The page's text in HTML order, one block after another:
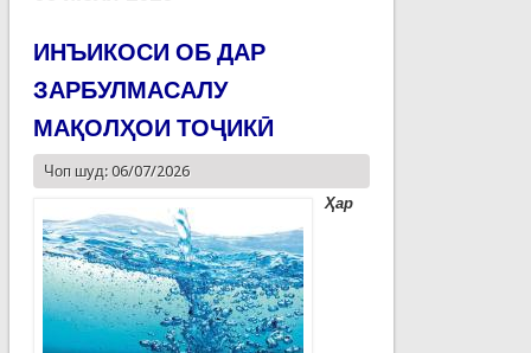
ИНЪИКОСИ ОБ ДАР
ЗАРБУЛМАСАЛУ
МАҚОЛҲОИ ТОҶИКӢ
Чоп шуд: 06/07/2026
Ҳар